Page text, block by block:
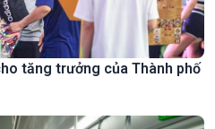
tăng trưởng của Thành phố